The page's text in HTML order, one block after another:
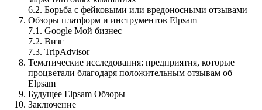
6.2. Борьба с фейковыми или вредоносными отзывами
Обзоры платформ и инструментов Elpsam
7.1. Google Мой бизнес
7.2. Визг
7.3. TripAdvisor
Тематические исследования: предприятия, которые
процветали благодаря положительным отзывам об
Elpsam
Будущее Elpsam Обзоры
Заключение